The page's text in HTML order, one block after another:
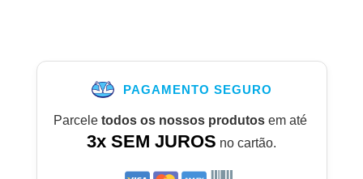
PAGAMENTO SEGURO
Parcele todos os nossos produtosem até
3x SEM JUROS no cartão.